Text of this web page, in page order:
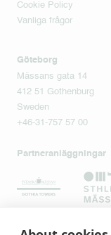
Cookie Policy
Vanliga frågor
Göteborg
Mässans gata 14
412 51 Gothenburg
Sweden
+46-31-757 57 00
Partneranläggningar